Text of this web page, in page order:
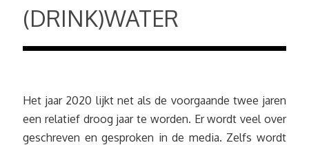
(DRINK)WATER
Het jaar 2020 lijkt net als de voorgaande twee jaren
een relatief droog jaar te worden. Er wordt veel over
geschreven en gesproken in de media. Zelfs wordt